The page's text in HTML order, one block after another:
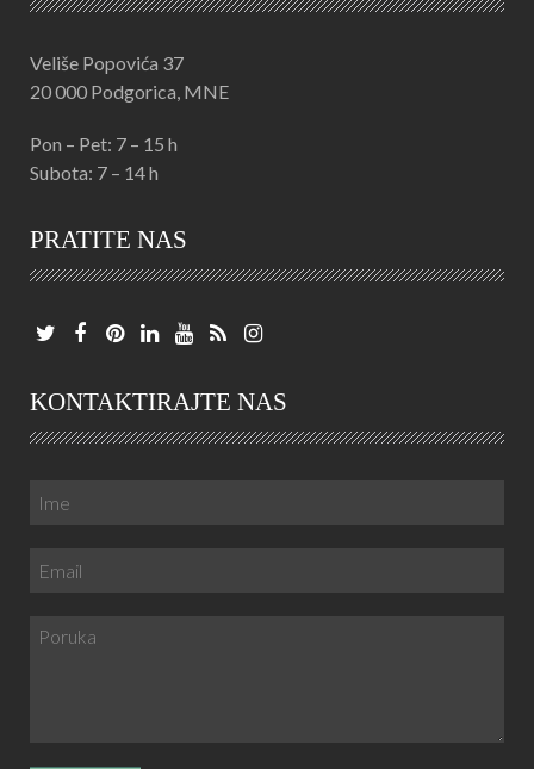
Veliše Popovića 37
20 000 Podgorica, MNE
Pon – Pet: 7 – 15 h
Subota: 7 – 14 h
PRATITE NAS
KONTAKTIRAJTE NAS